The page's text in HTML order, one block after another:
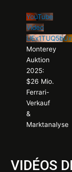
YouTube
Video
Monterey
Auktion
2025:
$26 Mio.
Ferrari-
Verkauf
&
Marktanalyse
VIDÉOS